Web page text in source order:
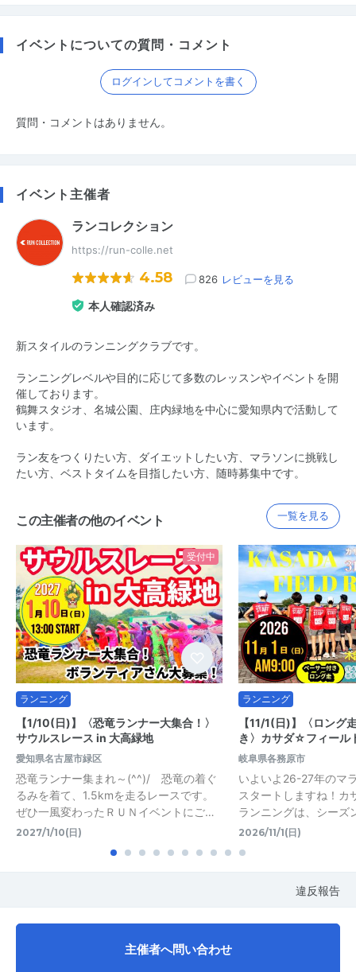
イベントについての質問・コメント
ログインしてコメントを書く
質問・コメントはありません。
イベント主催者
ランコレクション
https://run-colle.net
4.58 826 レビューを見る
本人確認済み
新スタイルのランニングクラブです。
ランニングレベルや目的に応じて多数のレッスンやイベントを開
催しております。
鶴舞スタジオ、名城公園、庄内緑地を中心に愛知県内で活動して
います。
ラン友をつくりたい方、ダイエットしたい方、マラソンに挑戦し
たい方、ベストタイムを目指したい方、随時募集中です。
この主催者の他のイベント 一覧を見る
受付中
ランニング
【1/10(日)】〈恐竜ランナー大集合！〉
サウルスレース in 大高緑地
愛知県名古屋市緑区
恐竜ランナー集まれ～(^^)/ 恐竜の着ぐ
るみを着て、1.5kmを走るレースです。
ぜひ一風変わったＲＵＮイベントにご…
2027/1/10(日)
ランニング
【11/1(日)】〈ロング
き〉カサダ☆フィール
岐阜県各務原市
いよいよ26-27年のマ
スタートしますね！
ランニングは、シーズ
2026/11/1(日)
違反報告
主催者へ問い合わせ